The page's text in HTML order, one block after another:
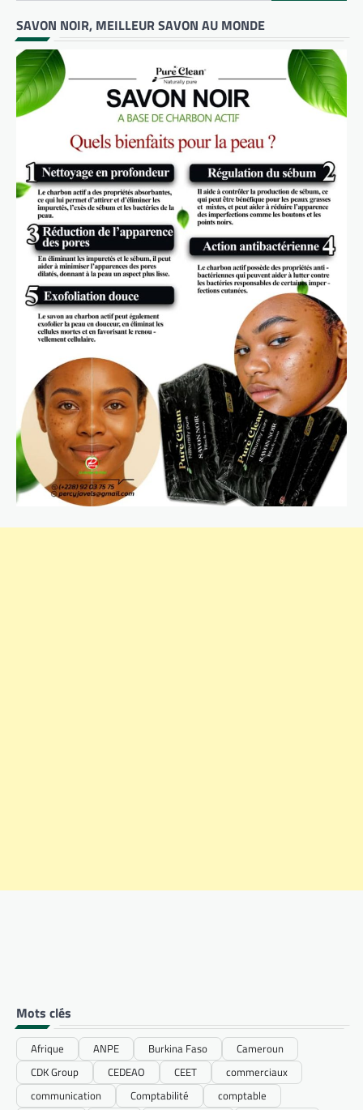
SAVON NOIR, MEILLEUR SAVON AU MONDE
Mots clés
Afrique ANPE Burkina Faso
Cameroun
CDK Group
CEDEAO CEET
commerciaux
communication
Comptabilité
comptable